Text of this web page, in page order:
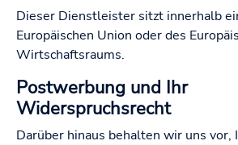
Dieser Dienstleister sitzt innerhalb
Europäischen Union oder des
Wirtschaftsraums.
Postwerbung und Ihr
Widerspruchsrecht
Darüber hinaus behalten wir uns vor,